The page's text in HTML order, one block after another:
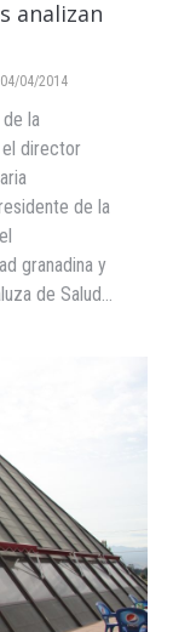
analizan
04/04/2014
la
el director
de la
granadina y
de Salud…